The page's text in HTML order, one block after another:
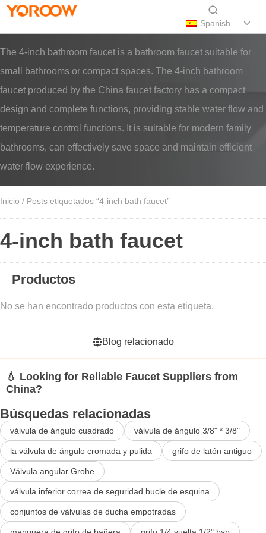
Spanish
The 4-inch bathroom faucet is a bathroom faucet suitable for
small bathrooms or compact spaces. The 4-inch bathroom
faucet produced by the China faucet factory has a compact
design and complete functions, providing stable water flow and
temperature control functions. It is suitable for modern family
bathrooms, can effectively save space and maintain efficient
water flow experience.
Inicio / Posts etiquetados “4-inch bath faucet”
4-inch bath faucet
Productos
No se han encontrado productos con esta etiqueta.
Blog relacionado
💧 Looking for Reliable Faucet Suppliers from
China?
Búsquedas relacionadas
válvula de ángulo cuadrado válvula de ángulo 3/8" * 3/8"
la válvula de ángulo cromada y pulida grifo de latón antiguo
Válvula angular Grohe
válvula inferior correa de seguridad bucle de esquina
conjuntos de válvulas de ducha empotradas